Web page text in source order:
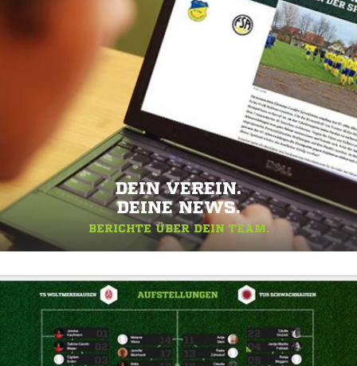
DEIN VEREIN.
DEINE NEWS.
BERICHTE ÜBER DEIN TEAM.